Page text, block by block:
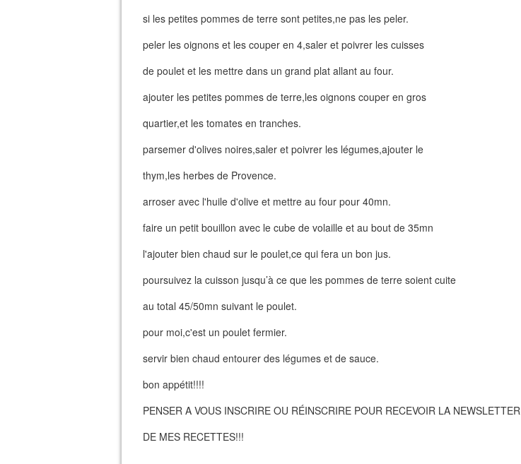
si les petites pommes de terre sont petites,ne pas les peler.
peler les oignons et les couper en 4,saler et poivrer les cuisses
de poulet et les mettre dans un grand plat allant au four.
ajouter les petites pommes de terre,les oignons couper en gros
quartier,et les tomates en tranches.
parsemer d'olives noires,saler et poivrer les légumes,ajouter le
thym,les herbes de Provence.
arroser avec l'huile d'olive et mettre au four pour 40mn.
faire un petit bouillon avec le cube de volaille et au bout de 35mn
l'ajouter bien chaud sur le poulet,ce qui fera un bon jus.
poursuivez la cuisson jusqu’à ce que les pommes de terre soient cuite
au total 45/50mn suivant le poulet.
pour moi,c'est un poulet fermier.
servir bien chaud entourer des légumes et de sauce.
bon appétit!!!!
PENSER A VOUS INSCRIRE OU RÉINSCRIRE POUR RECEVOIR LA NEWSLETTER
DE MES RECETTES!!!